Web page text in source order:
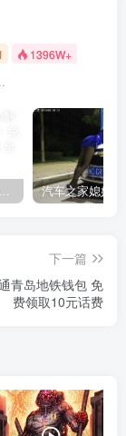
1396W+
网上分享的 41个vip解析接口 有需要的拿去~ 免费看全网VIP会员视频
下一篇
青岛地铁钱包 免
费领取10元话费